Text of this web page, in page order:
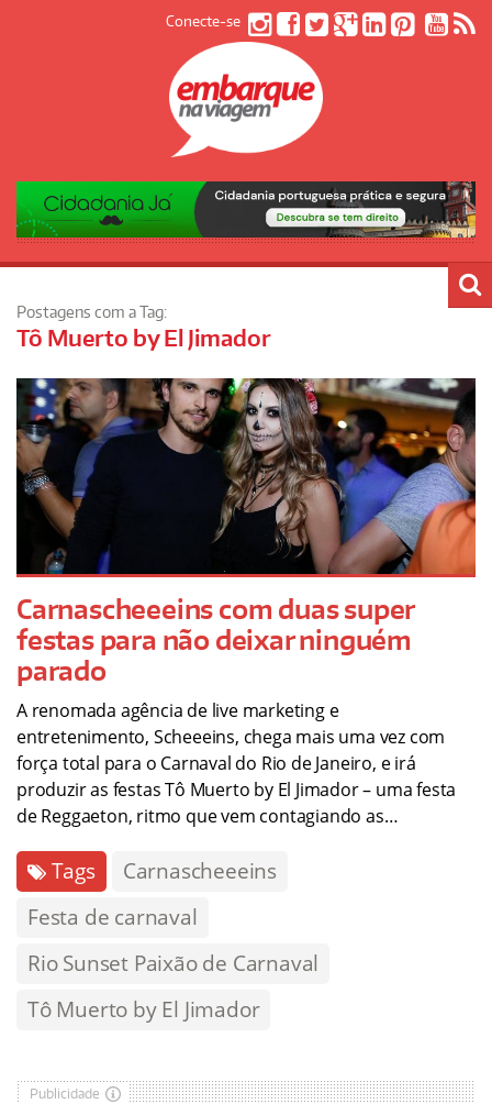
Conecte-se
Postagens com a Tag:
Tô Muerto by El Jimador
Carnascheeeins com duas super
festas para não deixar ninguém
parado
A renomada agência de live marketing e
entretenimento, Scheeeins, chega mais uma vez com
força total para o Carnaval do Rio de Janeiro, e irá
produzir as festas Tô Muerto by El Jimador – uma festa
de Reggaeton, ritmo que vem contagiando as…
Tags
Carnascheeeins
Festa de carnaval
Rio Sunset Paixão de Carnaval
Tô Muerto by El Jimador
Publicidade